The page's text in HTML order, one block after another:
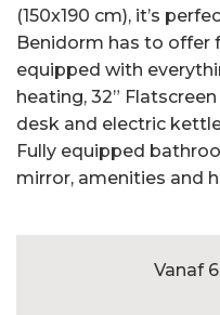
(150x190 cm), it’s
Benidorm has to offer
equipped with
heating, 32”
desk and electric
Fully equipped
mirror, amenities and
Vanaf